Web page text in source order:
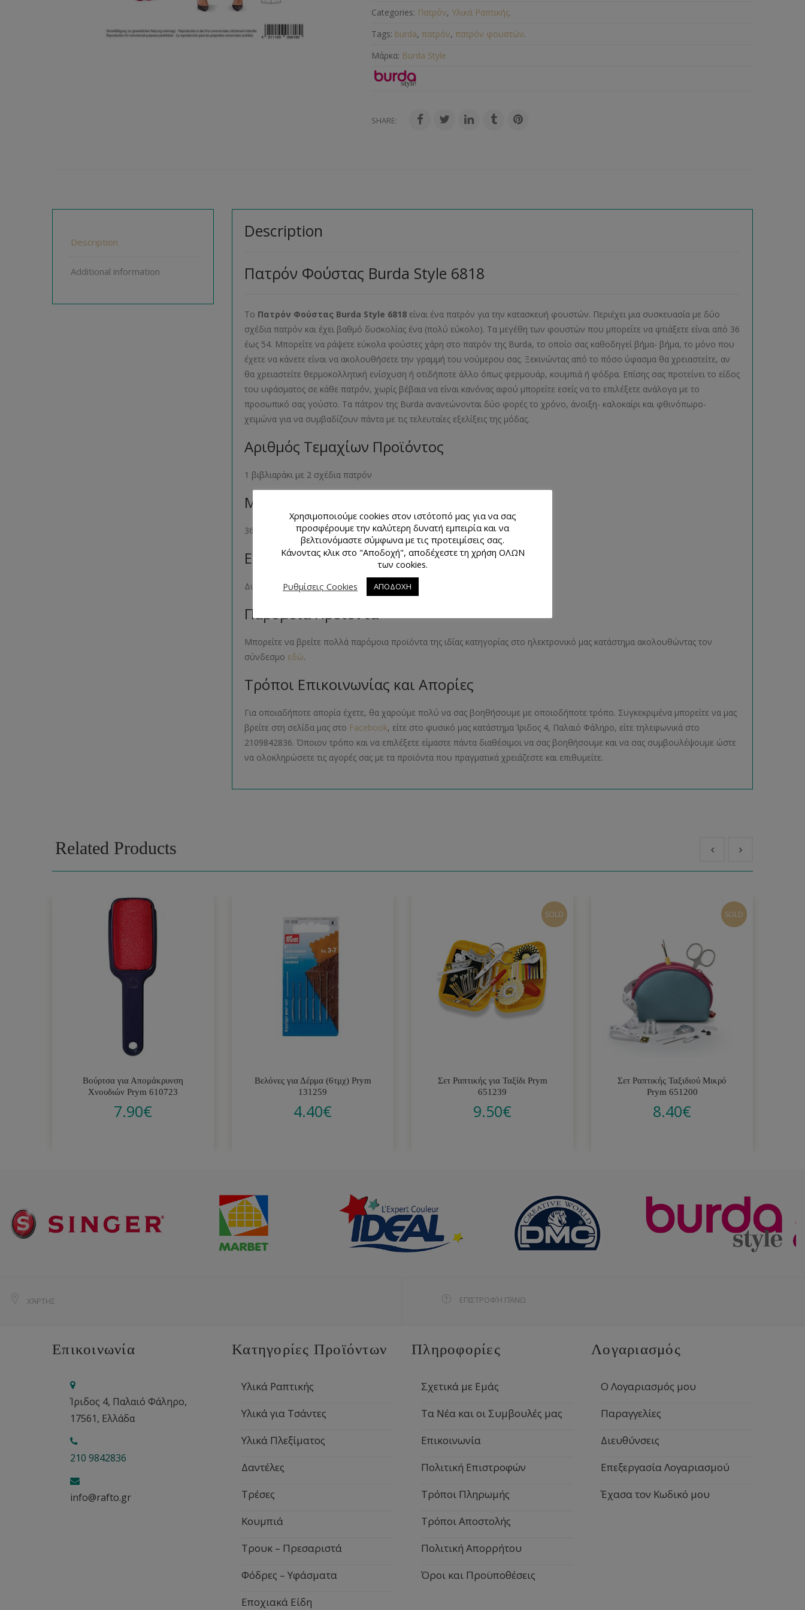
Categories: Πατρόν, Υλικά Ραπτικής.
Tags: burda,πατρόν,πατρόν φουστών.
Μάρκα: Burda Style
SHARE:
Description
Additional information
Description
Πατρόν Φούστας Burda Style 6818
Το Πατρόν Φούστας Burda Style 6818 είναι ένα πατρόν για την κατασκευή φουστών. Περιέχει μια συσκευασία με δύο
σχέδια πατρόν και έχει βαθμό δυσκολίας ένα (πολύ εύκολο). Τα μεγέθη των φουστών που μπορείτε να φτιάξετε είναι από 36
έως 54. Μπορείτε να ράψετε εύκολα φούστες χάρη στο πατρόν της Burda, το οποίο σας καθοδηγεί βήμα- βήμα, το μόνο που
έχετε να κάνετε είναι να ακολουθήσετε την γραμμή του νούμερου σας. Ξεκινώντας από το πόσο ύφασμα θα χρειαστείτε, αν
θα χρειαστείτε θερμοκολλητική ενίσχυση ή οτιδήποτε άλλο όπως φερμουάρ, κουμπιά ή φόδρα. Επίσης σας προτείνει το είδος
του υφάσματος σε κάθε πατρόν, χωρίς βέβαια να είναι κανόνας αφού μπορείτε εσείς να το επιλέξετε ανάλογα με το
προσωπικό σας γούστο. Τα πάτρον της Burda ανανεώνονται δύο φορές το χρόνο, άνοιξη- καλοκαίρι και φθινόπωρο-
χειμώνα για να συμβαδίζουν πάντα με τις τελευταίες εξελίξεις της μόδας.
Αριθμός Τεμαχίων Προϊόντος
1 βιβλιαράκι με 2 σχέδια πατρόν
Μέγεθος Προϊόντος
36- 38- 40- 42- 44- 46- 48- 50- 52- 54
Επίπεδο Δυσκολίας
Δυσκολία 1 στα 4 (πολύ εύκολο)
Παρόμοια Προϊόντα
Μπορείτε να βρείτε πολλά παρόμοια προϊόντα της ιδίας κατηγορίας στο ηλεκτρονικό μας κατάστημα ακολουθώντας τον
σύνδεσμο εδώ.
Τρόποι Επικοινωνίας και Απορίες
Για οποιαδήποτε απορία έχετε, θα χαρούμε πολύ να σας βοηθήσουμε με οποιοδήποτε τρόπο. Συγκεκριμένα μπορείτε να μας
βρείτε στη σελίδα μας στο Facebook, είτε στο φυσικό μας κατάστημα Ίριδος 4, Παλαιό Φάληρο, είτε τηλεφωνικά στο
2109842836. Όποιον τρόπο και να επιλέξετε είμαστε πάντα διαθέσιμοι να σας βοηθήσουμε και να σας συμβουλέψουμε ώστε
να ολοκληρώσετε τις αγορές σας με τα προϊόντα που πραγματικά χρειάζεστε και επιθυμείτε.
Related Products
Βούρτσα για Απομάκρυνση
Χνουδιών Prym 610723
7.90€
Βελόνες για Δέρμα (6τμχ) Prym
131259
4.40€
SOLD
Σετ Ραπτικής για Ταξίδι Prym
651239
9.50€
SOLD
Σετ Ραπτικής Ταξιδιού Μικρό
Prym 651200
8.40€
ΧΆΡΤΗΣ ΕΠΙΣΤΡΟΦΉ ΠΆΝΩ
Επικοινωνία
Ίριδος 4, Παλαιό Φάληρο,
17561, Ελλάδα
210 9842836
info@rafto.gr
Κατηγορίες Προϊόντων
Υλικά Ραπτικής
Υλικά για Τσάντες
Υλικά Πλεξίματος
Δαντέλες
Τρέσες
Κουμπιά
Τρουκ – Πρεσαριστά
Φόδρες – Υφάσματα
Εποχιακά Είδη
Πληροφορίες
Σχετικά με Εμάς
Τα Νέα και οι Συμβουλές μας
Επικοινωνία
Πολιτική Επιστροφών
Τρόποι Πληρωμής
Τρόποι Αποστολής
Πολιτική Απορρήτου
Όροι και Προϋποθέσεις
Λογαριασμός
Ο Λογαριασμός μου
Παραγγελίες
Διευθύνσεις
Επεξεργασία Λογαριασμού
Έχασα τον Κωδικό μου
Χρησιμοποιούμε cookies στον ιστότοπό μας για να σας
προσφέρουμε την καλύτερη δυνατή εμπειρία και να
βελτιονόμαστε σύμφωνα με τις προτειμίσεις σας.
Κάνοντας κλικ στο "Αποδοχή", αποδέχεστε τη χρήση ΟΛΩΝ
των cookies.
Ρυθμίσεις Cookies
ΑΠΟΔΟΧΗ